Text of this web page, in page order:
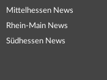
Mittelhessen News
Rhein-Main News
Südhessen News